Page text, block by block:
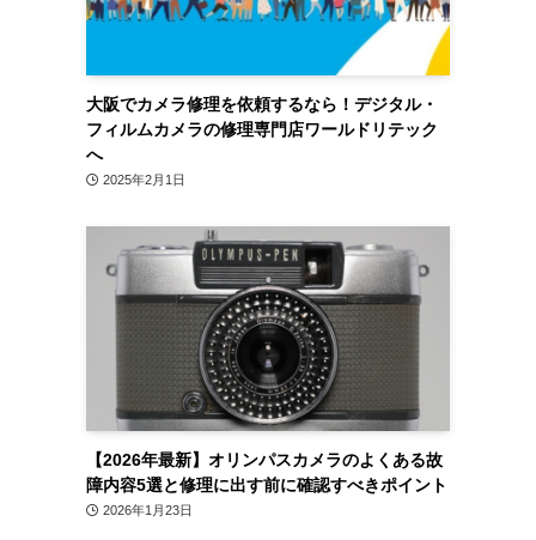
大阪でカメラ修理を依頼するなら！デジタル・
フィルムカメラの修理専門店ワールドリテック
へ
2025年2月1日
【2026年最新】オリンパスカメラのよくある故
障内容5選と修理に出す前に確認すべきポイント
2026年1月23日